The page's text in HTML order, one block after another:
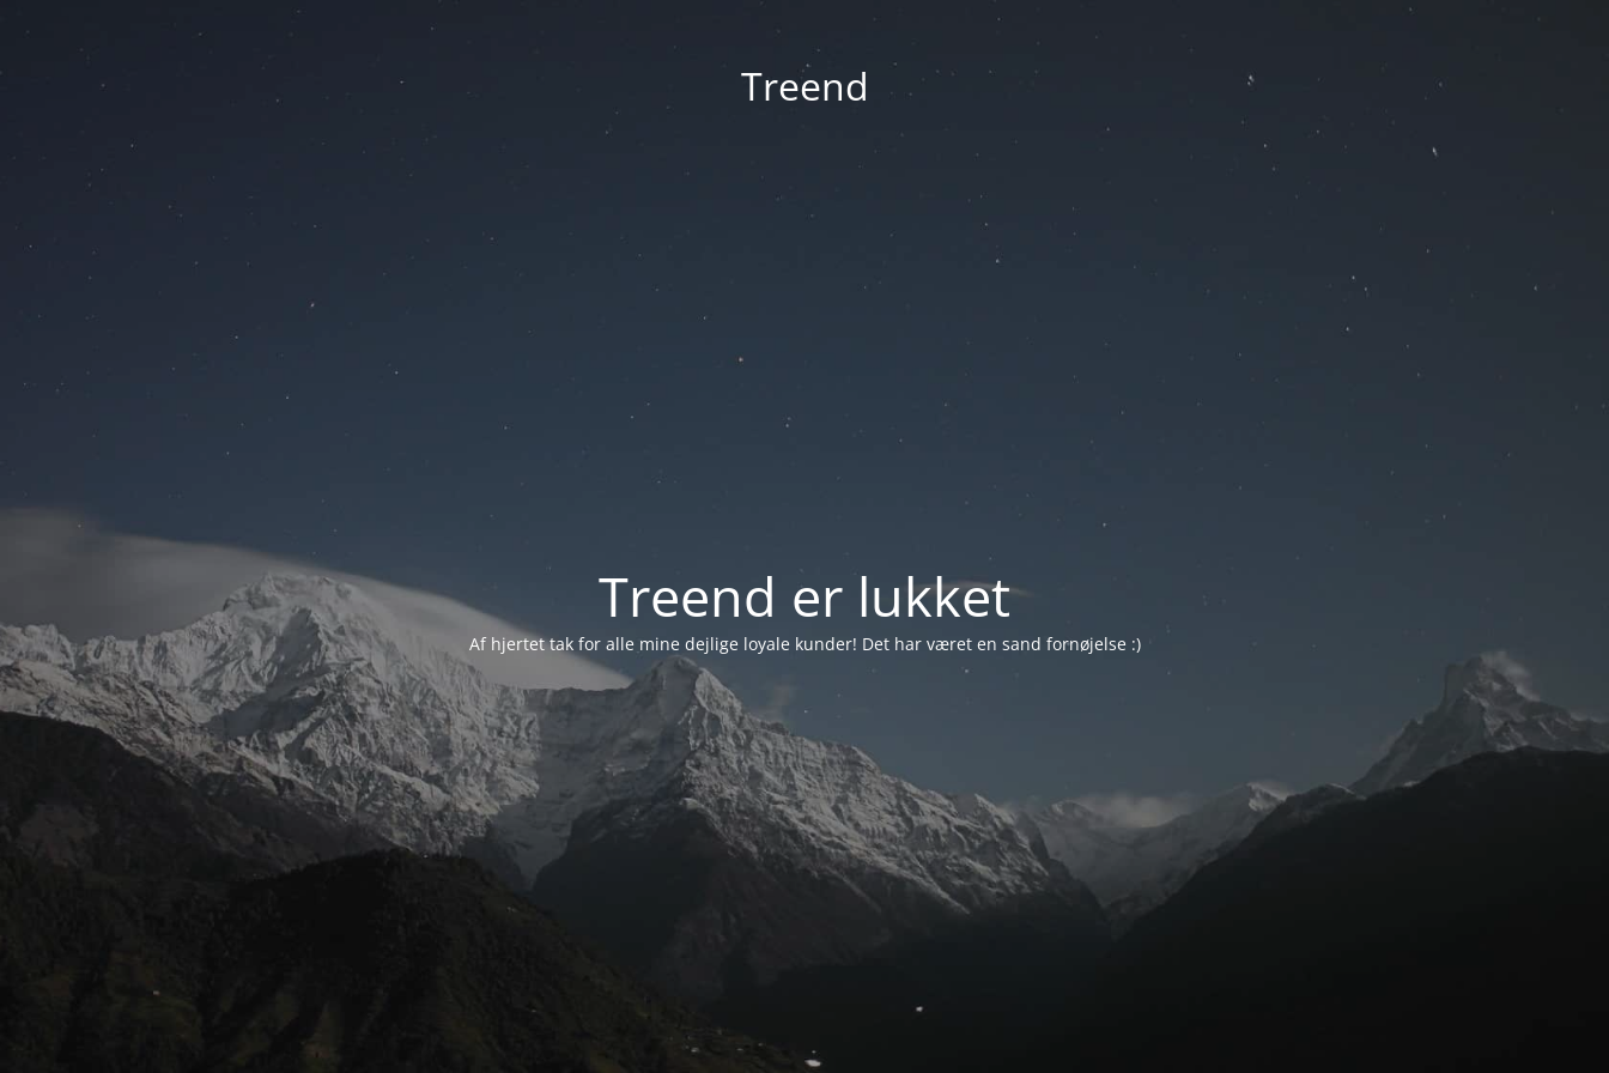
Treend
Treend er lukket
Af hjertet tak for alle mine dejlige loyale kunder! Det har været en sand fornøjelse :)